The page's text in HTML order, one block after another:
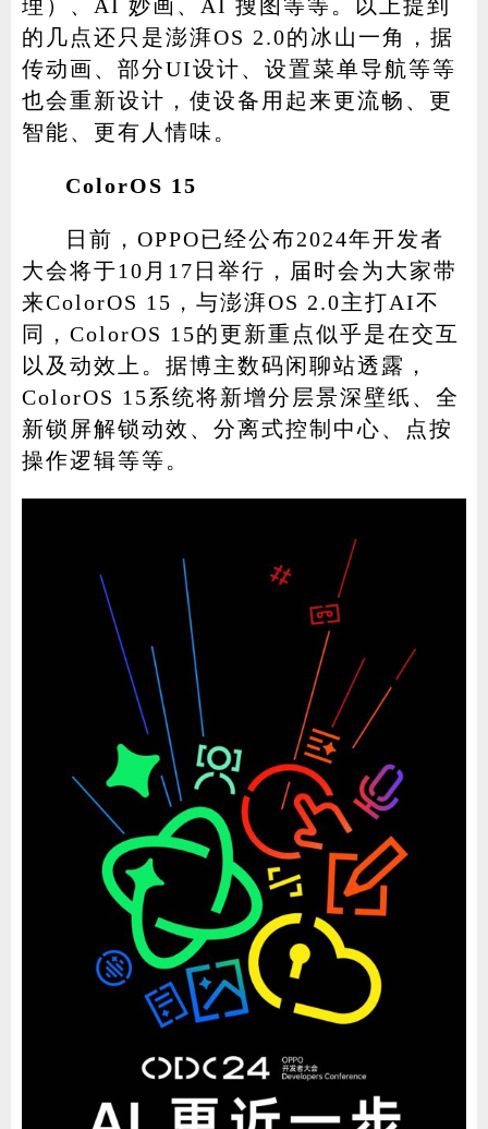
理）、AI 妙画、AI 搜图等等。以上提到
的几点还只是澎湃OS 2.0的冰山一角，据
传动画、部分UI设计、设置菜单导航等等
也会重新设计，使设备用起来更流畅、更
智能、更有人情味。
ColorOS 15
日前，OPPO已经公布2024年开发者
大会将于10月17日举行，届时会为大家带
来ColorOS 15，与澎湃OS 2.0主打AI不
同，ColorOS 15的更新重点似乎是在交互
以及动效上。据博主数码闲聊站透露，
ColorOS 15系统将新增分层景深壁纸、全
新锁屏解锁动效、分离式控制中心、点按
操作逻辑等等。